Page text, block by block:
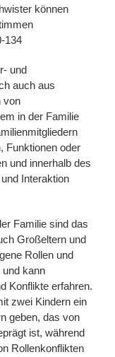
können
134
und
auch aus
von
in der Familie
Funktionen oder
und innerhalb des
Interaktion
Familie sind das
Großeltern und
Rollen und
und kann
Konflikte erfahren.
zwei Kindern ein
geben, das von
ist, während
Rollenkonflikten